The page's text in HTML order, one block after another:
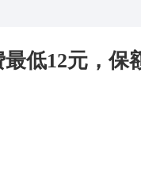
低12元，保